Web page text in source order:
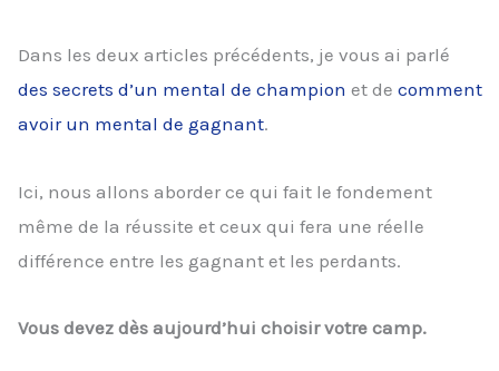
Dans les deux articles précédents, je vous ai parlé
des secrets d’un mental de champion et de comment
avoir un mental de gagnant.
Ici, nous allons aborder ce qui fait le fondement
même de la réussite et ceux qui fera une réelle
différence entre les gagnant et les perdants.
Vous devez dès aujourd’hui choisir votre camp.